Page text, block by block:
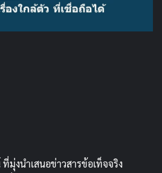
มุ่งนำเสนอข่าวสารข้อเท็จจริง